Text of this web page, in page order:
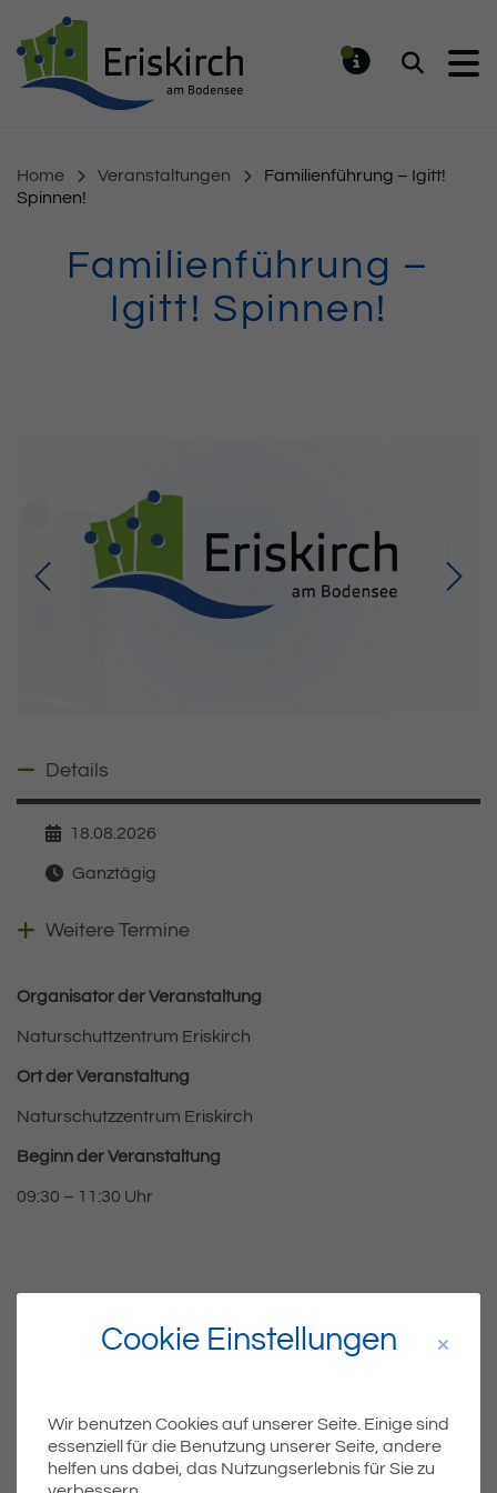
Suchen
Home Veranstaltungen
Familienführung – Igitt!
Spinnen!
Familienführung –
Igitt! Spinnen!
Details ausblenden
Details
Datum
18.08.2026
Zeit
Ganztägig
Weitere Veranstaltungen anzeigen
Weitere Termine
Organisator der Veranstaltung
Naturschuttzentrum Eriskirch
Ort der Veranstaltung
Naturschutzzentrum Eriskirch
Beginn der Veranstaltung
09:30 – 11:30 Uhr
Cookie Einstellungen
Wir benutzen Cookies auf unserer Seite. Einige sind
essenziell für die Benutzung unserer Seite, andere
helfen uns dabei, das Nutzungserlebnis für Sie zu